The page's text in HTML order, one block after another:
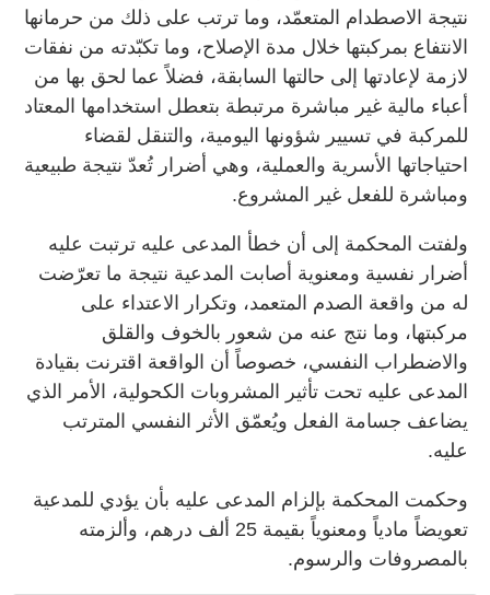
نتيجة الاصطدام المتعمّد، وما ترتب على ذلك من حرمانها
الانتفاع بمركبتها خلال مدة الإصلاح، وما تكبّدته من نفقات
لازمة لإعادتها إلى حالتها السابقة، فضلاً عما لحق بها من
أعباء مالية غير مباشرة مرتبطة بتعطل استخدامها المعتاد
للمركبة في تسيير شؤونها اليومية، والتنقل لقضاء
احتياجاتها الأسرية والعملية، وهي أضرار تُعدّ نتيجة طبيعية
ومباشرة للفعل غير المشروع.
ولفتت المحكمة إلى أن خطأ المدعى عليه ترتبت عليه
أضرار نفسية ومعنوية أصابت المدعية نتيجة ما تعرّضت
له من واقعة الصدم المتعمد، وتكرار الاعتداء على
مركبتها، وما نتج عنه من شعور بالخوف والقلق
والاضطراب النفسي، خصوصاً أن الواقعة اقترنت بقيادة
المدعى عليه تحت تأثير المشروبات الكحولية، الأمر الذي
يضاعف جسامة الفعل ويُعمّق الأثر النفسي المترتب
عليه.
وحكمت المحكمة بإلزام المدعى عليه بأن يؤدي للمدعية
تعويضاً مادياً ومعنوياً بقيمة 25 ألف درهم، وألزمته
بالمصروفات والرسوم.